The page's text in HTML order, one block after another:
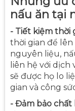
nấu ăn tại
- Tiết kiệm thời
thời gian để lên
nguyên liệu,
liên hệ với dịch
sẽ được họ lo
gian và công
- Đảm bảo chất